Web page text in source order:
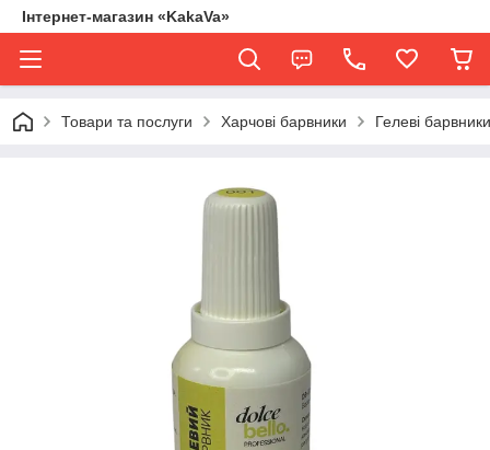
Інтернет-магазин «KakaVa»
Товари та послуги Харчові барвники Гелеві